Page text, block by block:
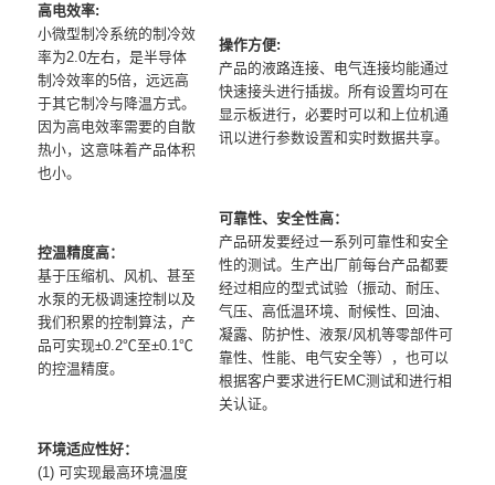
高电效率:
小微型制冷系统的制冷效
率为2.0左右，是半导体
制冷效率的5倍，远远高
于其它制冷与降温方式。
因为高电效率需要的自散
热小，这意味着产品体积
也小。
操作方便:
产品的液路连接、电气连接均能通过
快速接头进行插拔。所有设置均可在
显示板进行，必要时可以和上位机通
讯以进行参数设置和实时数据共享。
控温精度高：
基于压缩机、风机、甚至
水泵的无极调速控制以及
我们积累的控制算法，产
品可实现±0.2℃至±0.1℃
的控温精度。
可靠性、安全性高：
产品研发要经过一系列可靠性和安全
性的测试。生产出厂前每台产品都要
经过相应的型式试验（振动、耐压、
气压、高低温环境、耐候性、回油、
凝露、防护性、液泵/风机等零部件可
靠性、性能、电气安全等），也可以
根据客户要求进行EMC测试和进行相
关认证。
环境适应性好：
(1) 可实现最高环境温度